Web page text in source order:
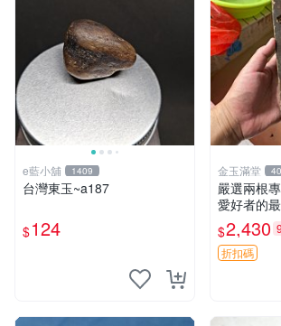
e藍小舖 1409
台灣東玉~a187
$124
金玉滿堂 40
嚴選兩根
愛好者的
$2,430
折扣碼